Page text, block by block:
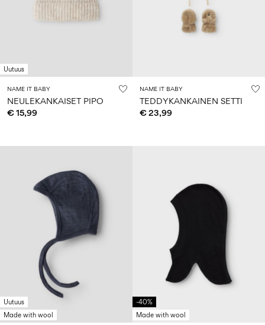
Uutuus
NAME IT BABY
NEULEKANKAISET PIPO
€ 15,99
NAME IT BABY
TEDDYKANKAINEN SETTI
€ 23,99
Uutuus
Made with wool
-40%
Made with wool